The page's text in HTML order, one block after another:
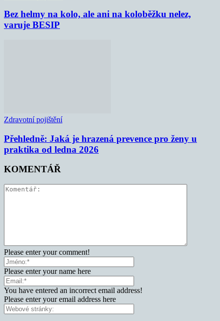
Bez helmy na kolo, ale ani na koloběžku nelez,
varuje BESIP
Zdravotní pojištění
Přehledně: Jaká je hrazená prevence pro ženy u
praktika od ledna 2026
KOMENTÁŘ
Please enter your comment!
Please enter your name here
You have entered an incorrect email address!
Please enter your email address here